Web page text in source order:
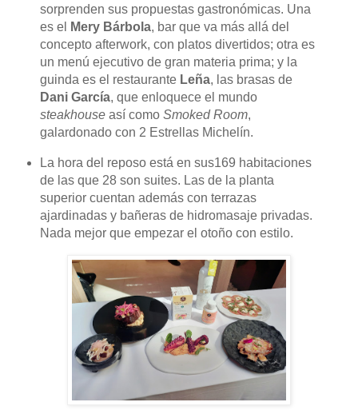
sorprenden sus propuestas gastronómicas. Una
es el
Mery Bárbola, bar que va más allá del
concepto afterwork, con platos divertidos; otra es
un menú ejecutivo de gran materia prima; y la
guinda es el restaurante Leña, las brasas de
Dani García, que enloquece el mundo
steakhouseasí como Smoked Room,
galardonado con 2 Estrellas Michelín.
La hora del reposo está en sus169 habitaciones
de las que 28 son suites. Las de la planta
superior cuentan además con terrazas
ajardinadas y bañeras de hidromasaje privadas.
Nada mejor que empezar el otoño con estilo.